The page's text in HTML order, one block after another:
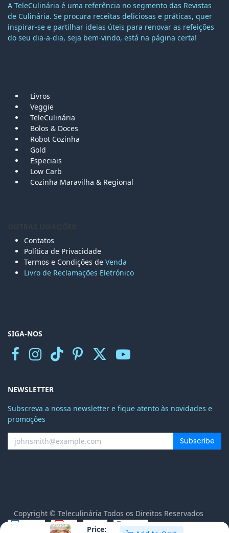
Price:
A TeleCulinária é uma referência no segmento das Revistas
de Culinária. Se procura receitas deliciosas e práticas, quer
inspirar-se e partilhar ideias úteis para renovar as refeições
do seu dia-a-dia, seja bem-vindo, está na página certa!
Livros
Veggie
TeleCulinária
Bolos & Doces
Robot Cozinha
Gold
Especiais
Low Carb
Cozinha Maravilha & Regional
Contatos
Política de Privacidade
Termos e Condições de Venda
Livro de Reclamações Eletrónico
SIGA-NOS
NEWSLETTER
Subscreva a nossa newsletter e fique atento às novidades e
promoções
Subscribe
Copyright © Teleculinária Todos os Direitos Reservados